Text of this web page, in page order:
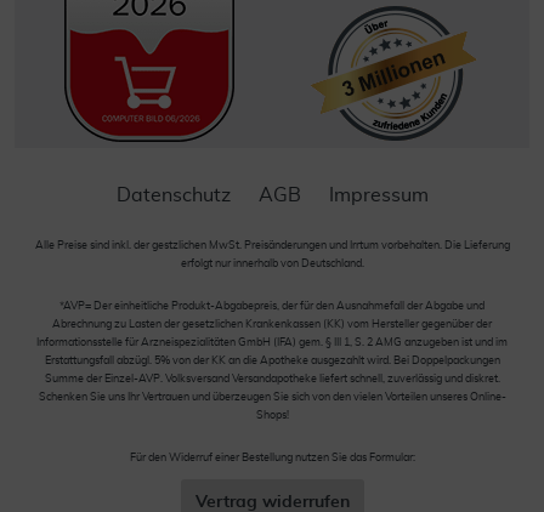
Datenschutz AGB Impressum
Alle Preise sind inkl. der gestzlichen MwSt. Preisänderungen und Irrtum vorbehalten. Die Lieferung
erfolgt nur innerhalb von Deutschland.
*AVP= Der einheitliche Produkt-Abgabepreis, der für den Ausnahmefall der Abgabe und
Abrechnung zu Lasten der gesetzlichen Krankenkassen (KK) vom Hersteller gegenüber der
Informationsstelle für Arzneispezialitäten GmbH (IFA) gem. § III 1, S. 2 AMG anzugeben ist und im
Erstattungsfall abzügl. 5% von der KK an die Apotheke ausgezahlt wird. Bei Doppelpackungen
Summe der Einzel-AVP. Volksversand Versandapotheke liefert schnell, zuverlässig und diskret.
Schenken Sie uns Ihr Vertrauen und überzeugen Sie sich von den vielen Vorteilen unseres Online-
Shops!
Für den Widerruf einer Bestellung nutzen Sie das Formular:
Vertrag widerrufen